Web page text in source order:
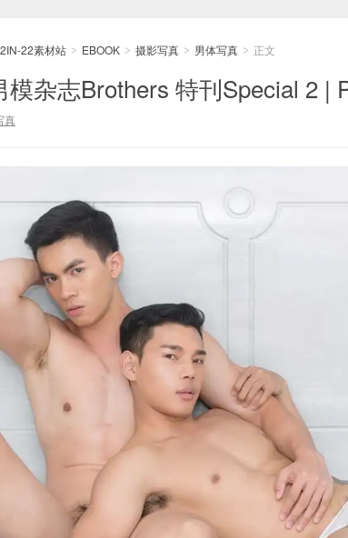
22素材站 > EBOOK > 摄影写真 > 男体写真 > 正文
模杂志Brothers 特刊Special 2 |
真